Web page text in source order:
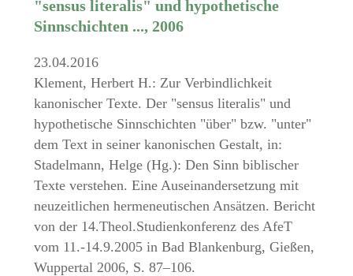
"sensus literalis" und hypothetische
Sinnschichten ..., 2006
23.04.2016
Klement, Herbert H.: Zur Verbindlichkeit
kanonischer Texte. Der "sensus literalis" und
hypothetische Sinnschichten "über" bzw. "unter"
dem Text in seiner kanonischen Gestalt, in:
Stadelmann, Helge (Hg.): Den Sinn biblischer
Texte verstehen. Eine Auseinandersetzung mit
neuzeitlichen hermeneutischen Ansätzen. Bericht
von der 14.Theol.Studienkonferenz des AfeT
vom 11.-14.9.2005 in Bad Blankenburg, Gießen,
Wuppertal 2006, S. 87–106.